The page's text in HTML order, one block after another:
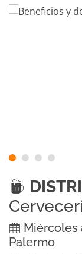
Miércoles
Palermo